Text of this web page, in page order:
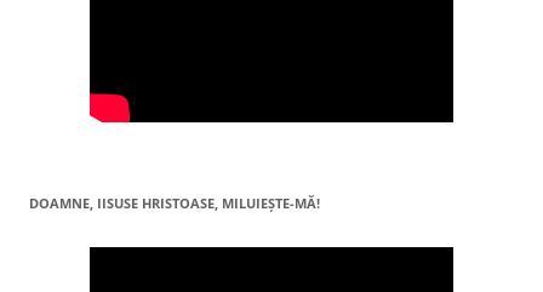
DOAMNE, IISUSE HRISTOASE, MILUIEŞTE-MĂ!